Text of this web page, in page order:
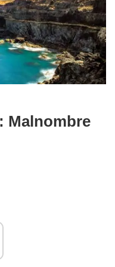
Malnombre